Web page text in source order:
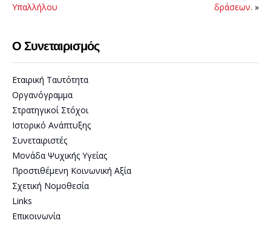
Υπαλλήλου
δράσεων. »
Ο Συνεταιρισμός
Εταιρική Ταυτότητα
Οργανόγραμμα
Στρατηγικοί Στόχοι
Ιστορικό Ανάπτυξης
Συνεταιριστές
Μονάδα Ψυχικής Υγείας
Προστιθέμενη Κοινωνική Αξία
Σχετική Νομοθεσία
Links
Επικοινωνία